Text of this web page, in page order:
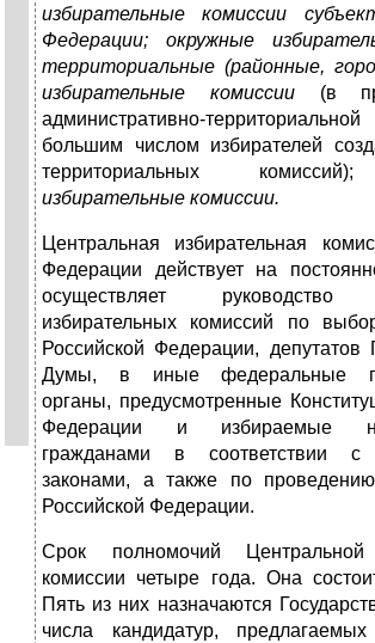
избирательные комиссии
Федерации; окружные
территориальные (районные,
избирательные комиссии(в
административно-
большим числом избирателей
территориальных
избирательные комиссии.
Центральная избирательная
Федерации действует на
осуществляет руководство
избирательных комиссий по
Российской Федерации, депутатов
Думы, в иные федеральные
органы, предусмотренные
Федерации и избираемые
гражданами в соответствии с
законами, а также по
Российской Федерации.
Срок полномочий Центральной
комиссии четыре года. Она
Пять из них назначаются
числа кандидатур,